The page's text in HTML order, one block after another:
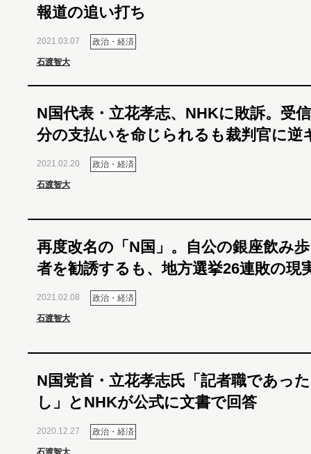
報道の追い打ち
2021.03.07 政治・経済
石渡智大
N国代表・立花孝志、NHKに敗訴。受
分の支払いを命じられるも裁判官に逆
2021.02.20 政治・経済
石渡智大
再度改名の「N国」。自公の銀座飲み
者を勧誘するも、地方選挙26連敗の現
2021.02.08 政治・経済
石渡智大
N国党首・立花孝志氏「記者職であっ
し」とNHKが公式に文書で回答
2020.12.27 政治・経済
石渡智大